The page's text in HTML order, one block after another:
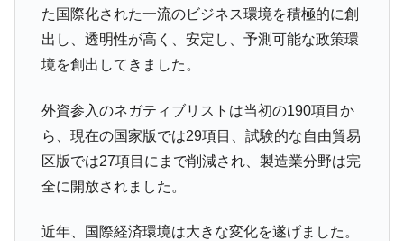
た国際化された一流のビジネス環境を積極的に創
出し、透明性が高く、安定し、予測可能な政策環
境を創出してきました。
外資参入のネガティブリストは当初の190項目か
ら、現在の国家版では29項目、試験的な自由貿易
区版では27項目にまで削減され、製造業分野は完
全に開放されました。
近年、国際経済環境は大きな変化を遂げました。